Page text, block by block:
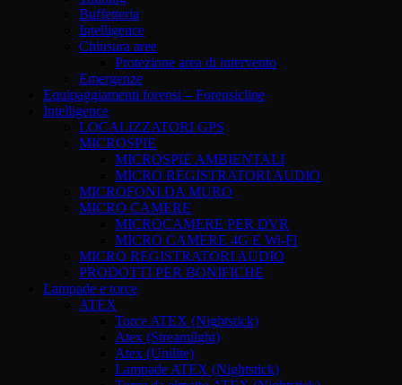
Buffetteria
Intelligence
Chiusura aree
Protezione area di intervento
Emergenze
Equipaggiamenti forensi – Forensicline
Intelligence
LOCALIZZATORI GPS
MICROSPIE
MICROSPIE AMBIENTALI
MICRO REGISTRATORI AUDIO
MICROFONI DA MURO
MICRO CAMERE
MICROCAMERE PER DVR
MICRO CAMERE 4G E Wi-Fi
MICRO REGISTRATORI AUDIO
PRODOTTI PER BONIFICHE
Lampade e torce
ATEX
Torce ATEX (Nightstick)
Atex (Streamilght)
Atex (Unilite)
Lampade ATEX (Nightstick)